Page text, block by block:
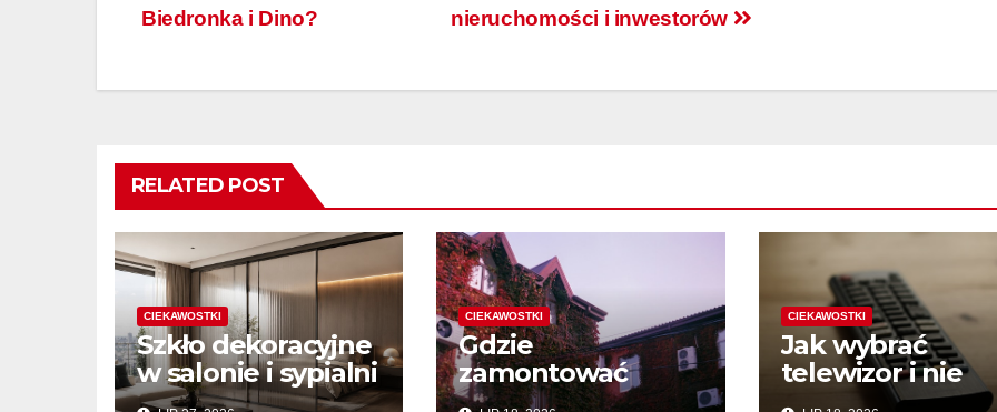
nieruchomości i inwestorów
Biedronka i Dino?
RELATED POST
CIEKAWOSTKI
Szkło dekoracyjne
w salonie i sypialni
– jak wykorzystać
CIEKAWOSTKI
Gdzie
zamontować
klimatyzator w
CIEKAWOSTKI
Jak wybrać
telewizor i nie
przepłacić?